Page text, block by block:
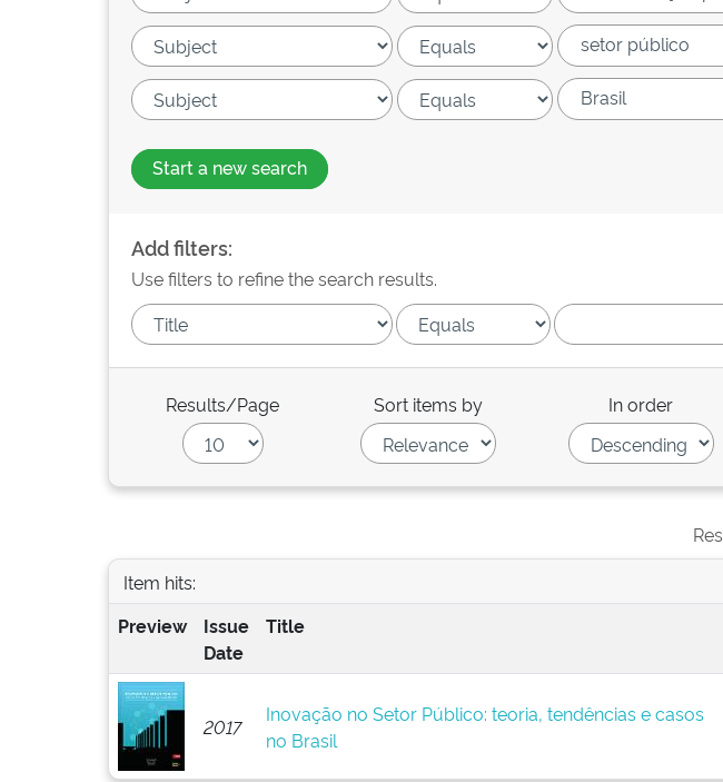
Start a new search
Add filters:
Use filters to refine the search results.
Results/Page Sort items by In order
Item hits:
Preview
Issue
Date
Title
2017
Inovação no Setor Público: teoria, tendências e casos
no Brasil